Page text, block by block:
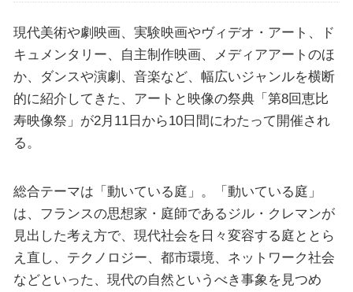
現代美術や劇映画、実験映画やヴィデオ・アート、ド
キュメンタリー、自主制作映画、メディアアートのほ
か、ダンスや演劇、音楽など、幅広いジャンルを横断
的に紹介してきた、アートと映像の祭典「第8回恵比
寿映像祭」が2月11日から10日間にわたって開催され
る。
総合テーマは「動いている庭」。「動いている庭」
は、フランスの思想家・庭師であるジル・クレマンが
見出した考え方で、現代社会を日々変容する庭ととら
え直し、テクノロジー、都市環境、ネットワーク社会
などといった、現代の自然というべき事象を見つめ